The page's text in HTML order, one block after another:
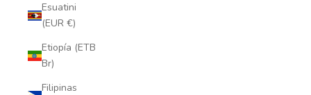
Esuatini
(EUR €)
Etiopía (ETB
Br)
Filipinas